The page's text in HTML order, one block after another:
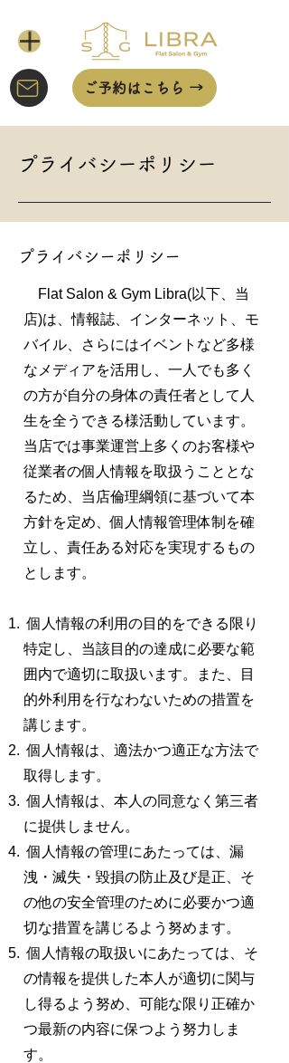
ご予約はこちら →
プライバシーポリシー
プライバシーポリシー
Flat Salon & Gym Libra(以下、当
店)は、情報誌、インターネット、モ
バイル、さらにはイベントなど多様
なメディアを活用し、一人でも多く
の方が自分の身体の責任者として人
生を全うできる様活動しています。
当店では事業運営上多くのお客様や
従業者の個人情報を取扱うこととな
るため、当店倫理綱領に基づいて本
方針を定め、個人情報管理体制を確
立し、責任ある対応を実現するもの
とします。
個人情報の利用の目的をできる限り
特定し、当該目的の達成に必要な範
囲内で適切に取扱います。また、目
的外利用を行なわないための措置を
講じます。
個人情報は、適法かつ適正な方法で
取得します。
個人情報は、本人の同意なく第三者
に提供しません。
個人情報の管理にあたっては、漏
洩・滅失・毀損の防止及び是正、そ
の他の安全管理のために必要かつ適
切な措置を講じるよう努めます。
個人情報の取扱いにあたっては、そ
の情報を提供した本人が適切に関与
し得るよう努め、可能な限り正確か
つ最新の内容に保つよう努力しま
す。